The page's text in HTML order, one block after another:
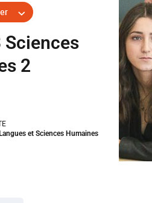
Sciences
2
et Sciences Humaines